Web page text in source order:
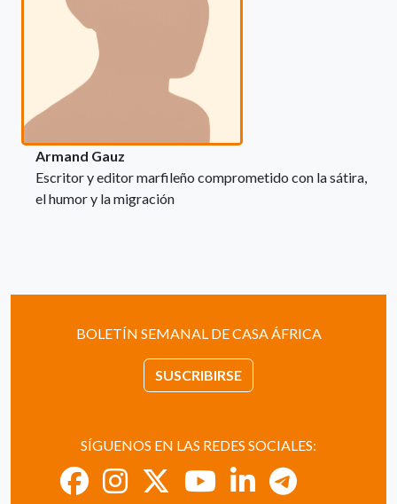
Armand Gauz
Escritor y editor marfileño comprometido con la sátira,
el humor y la migración
BOLETÍN SEMANAL DE CASA ÁFRICA
SUSCRIBIRSE
SÍGUENOS EN LAS REDES SOCIALES: